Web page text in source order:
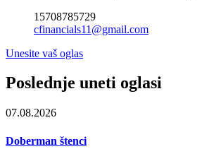
15708785729
cfinancials11@gmail.com
Unesite vaš oglas
Poslednje uneti oglasi
07.08.2026
Doberman štenci